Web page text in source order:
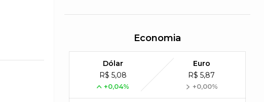
Economia
Dólar
R$ 5,08
+0,04%
Euro
R$ 5,87
+0,00%